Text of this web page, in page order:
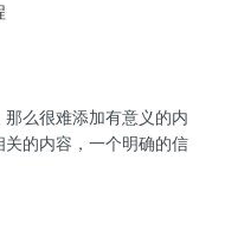
么很难添加有意义的内
的内容，一个明确的信